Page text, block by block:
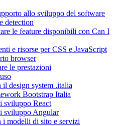
allo sviluppo del software
detection
le feature disponibili con Can I
e risorse per CSS e JavaScript
browser
le prestazioni
design system .italia
Bootstrap Italia
sviluppo React
sviluppo Angular
i modelli di sito e servizi